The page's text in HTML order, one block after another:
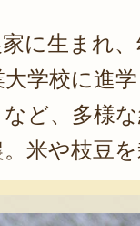
に生まれ
学校に進
ど、多様
米や枝豆
さんは、
の種にす